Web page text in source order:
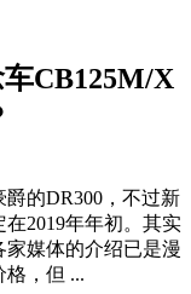
CB125M/X
的DR300，不过新
2019年年初。其实
媒体的介绍已是漫
，但 ...